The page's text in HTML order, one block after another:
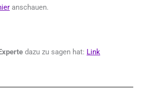
anschauen.
dazu zu sagen hat: Link